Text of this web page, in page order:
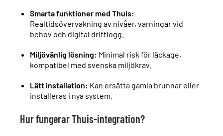
Smarta funktioner med Thuis:
Realtidsövervakning av nivåer, varningar vid
behov och digital driftlogg.
Miljövänlig lösning: Minimal risk för läckage,
kompatibel med svenska miljökrav.
Lätt installation: Kan ersätta gamla brunnar eller
installeras i nya system.
Hur fungerar Thuis-integration?